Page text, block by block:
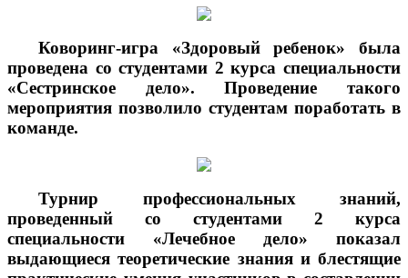
Коворинг-игра «Здоровый ребенок» была
проведена со студентами 2 курса специальности
«Сестринское дело». Проведение такого
мероприятия позволило студентам поработать в
команде.
Турнир профессиональных знаний,
проведенный со студентами 2 курса
специальности «Лечебное дело» показал
выдающиеся теоретические знания и блестящие